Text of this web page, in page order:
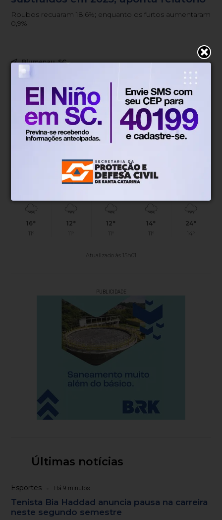
Roubos recuaram 18,6%; enquanto os furtos aumentaram
0,9%
Blumenau, SC
17°
Mín.12° Máx.18°
Sensação
0.64km/h 100%
Umidade
(2.08mm)
Nascer do sol
16°
11°
12°
11°
12°
11°
14°
11°
24°
14°
Atualizado às 15h01
PUBLICIDADE
Últimas notícias
Esportes Há 9 minutos
Tenista Bia Haddad anuncia pausa na carreira
neste segundo semestre